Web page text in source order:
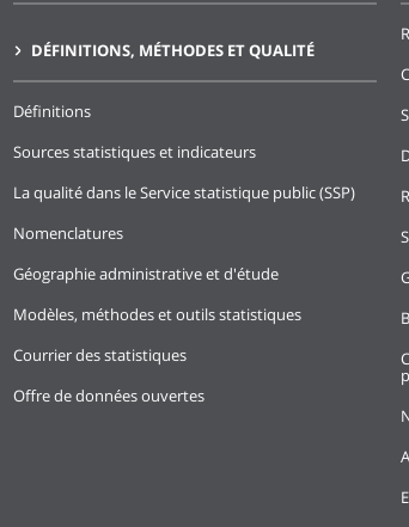
DÉFINITIONS, MÉTHODES ET QUALITÉ
Définitions
Sources statistiques et indicateurs
La qualité dans le Service statistique public (SSP)
Nomenclatures
Géographie administrative et d'étude
Modèles, méthodes et outils statistiques
Courrier des statistiques
Offre de données ouvertes